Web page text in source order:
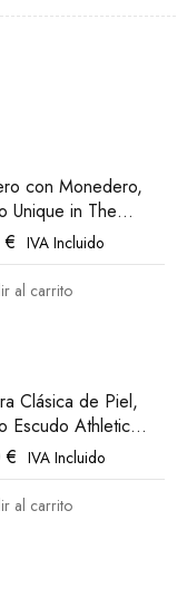
con Monedero,
Unique in The
Club Bilbao
€ IVA Incluido
al carrito
Clásica de Piel,
Escudo Athletic
€ IVA Incluido
al carrito